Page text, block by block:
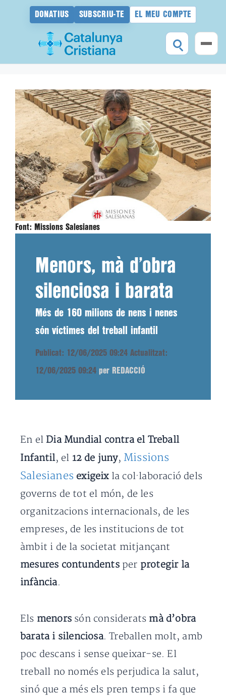
DONATIUS SUBSCRIU-TE EL MEU COMPTE
contingut
Font: Missions Salesianes
Menors, mà d’obra
silenciosa i barata
Més de 160 milions de nens i nenes
són víctimes del treball infantil
Publicat: 12/06/2025 09:24 Actualitzat:
12/06/2025 09:24 per REDACCIÓ
En el Dia Mundial contra el Treball
Infantil, el 12 de juny,Missions
Salesianes exigeix la col·laboració dels
governs de tot el món, de les
organitzacions internacionals, de les
empreses, de les institucions de tot
àmbit i de la societat mitjançant
mesures contundentsper protegir la
infància.
Els menors són considerats mà d’obra
barata i silenciosa. Treballen molt, amb
poc descans i sense queixar-se. El
treball no només els perjudica la salut,
sinó que a més els pren temps i fa que